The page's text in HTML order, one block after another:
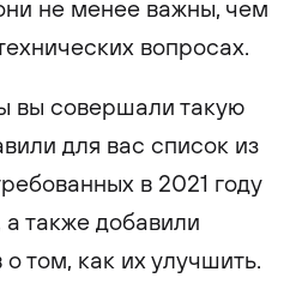
не менее важны, чем
вопросах.
вы совершали такую
для вас список из
в 2021 году
также добавили
том, как их улучшить.